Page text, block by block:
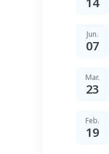
Jun.
07
Mar.
23
Feb.
19